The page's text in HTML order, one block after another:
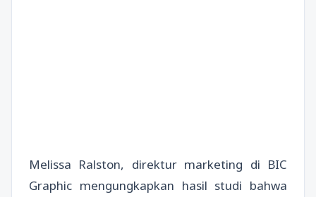
Melissa Ralston, direktur marketing di BIC
Graphic mengungkapkan hasil studi bahwa